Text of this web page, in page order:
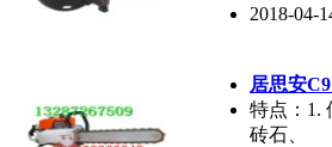
2018-04-
居思安
特点：1.
砖石、